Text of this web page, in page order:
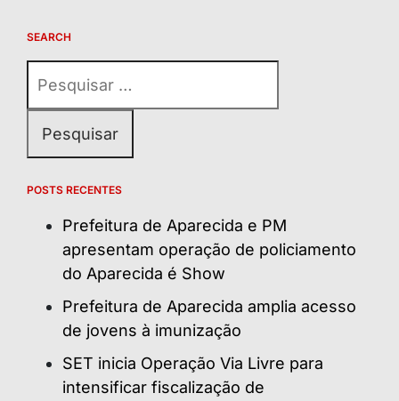
SEARCH
por:
POSTS RECENTES
Prefeitura de Aparecida e PM
apresentam operação de policiamento
do Aparecida é Show
Prefeitura de Aparecida amplia acesso
de jovens à imunização
SET inicia Operação Via Livre para
intensificar fiscalização de